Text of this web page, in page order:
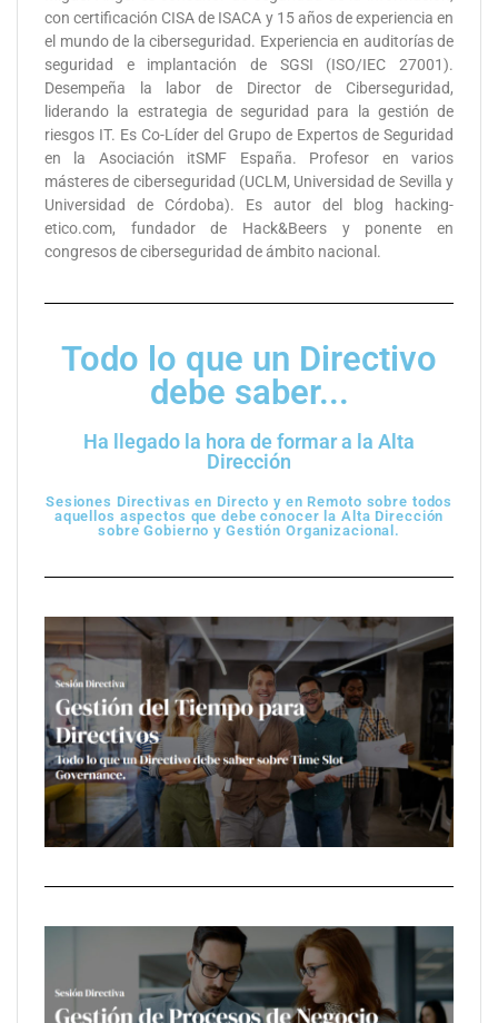
con certificación CISA de ISACA y 15 años de experiencia en
el mundo de la ciberseguridad. Experiencia en auditorías de
seguridad e implantación de SGSI (ISO/IEC 27001).
Desempeña la labor de Director de Ciberseguridad,
liderando la estrategia de seguridad para la gestión de
riesgos IT. Es Co-Líder del Grupo de Expertos de Seguridad
en la Asociación itSMF España. Profesor en varios
másteres de ciberseguridad (UCLM, Universidad de Sevilla y
Universidad de Córdoba). Es autor del blog hacking-
etico.com, fundador de Hack&Beers y ponente en
congresos de ciberseguridad de ámbito nacional.
Todo lo que un Directivo
debe saber...
Ha llegado la hora de formar a la Alta
Dirección
Sesiones Directivas en Directo y en Remoto sobre todos
aquellos aspectos que debe conocer la Alta Dirección
sobre Gobierno y Gestión Organizacional.